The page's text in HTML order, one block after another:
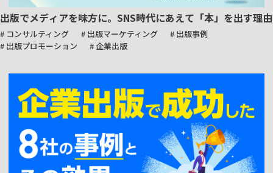
出版でメディアを味方に。SNS時代にあえて「本」を出す理由
# コンサルティング # 出版マーケティング
# 出版事例
# 出版プロモーション
# 企業出版